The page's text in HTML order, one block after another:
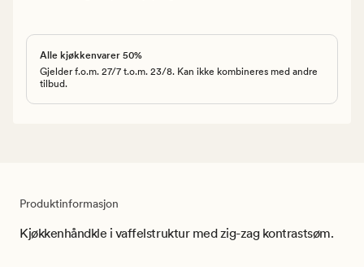
Alle kjøkkenvarer 50%
Gjelder f.o.m. 27/7 t.o.m. 23/8. Kan ikke kombineres med andre
tilbud.
Produktinformasjon
Kjøkkenhåndkle i vaffelstruktur med zig-zag kontrastsøm.